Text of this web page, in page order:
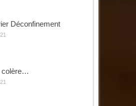
Déconfinement
colère…